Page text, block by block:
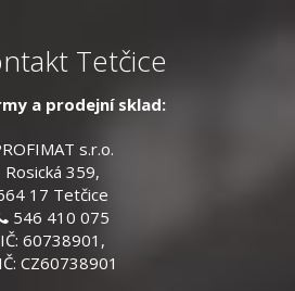
Tetčice
a prodejní sklad:
s.r.o.
Rosická 359,
17 Tetčice
546 410 075
IČ: 60738901,
CZ60738901